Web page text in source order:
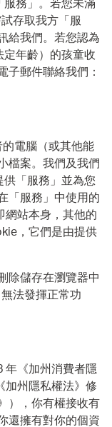
服務」。若您未滿
存取我方「服
給我們。若您認為
定年齡）的孩童收
子郵件聯絡我們：
電腦（或其他能
檔案。我們及我們
「服務」並為您
「服務」中使用的
站本身，其他的
，它們是由提供
除儲存在瀏覽器中
法發揮正常功
年《加州消費者隱
加州隱私權法》修
），你有權接收有
還擁有對你的個資